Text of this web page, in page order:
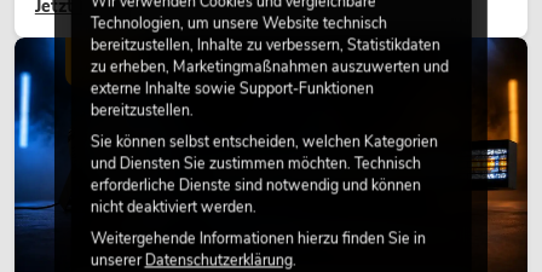
eine hochwertige Begrünung gehört heute längst zum
modernen Raumkonzept.
Jetzt lesen
LICHT
Technologien, um unsere Website technisch
bereitzustellen, Inhalte zu verbessern, Statistikdaten
zu erheben, Marketingmaßnahmen auszuwerten und
externe Inhalte sowie Support-Funktionen
bereitzustellen.
Sie können selbst entscheiden, welchen Kategorien
und Diensten Sie zustimmen möchten. Technisch
erforderliche Dienste sind notwendig und können
nicht deaktiviert werden.
Weitergehende Informationen hierzu finden Sie in
unsererDatenschutzerklärung.